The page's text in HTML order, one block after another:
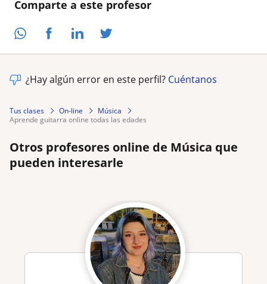
Comparte a este profesor
¿Hay algún error en este perfil? Cuéntanos
Tus clases On-line
Música
aprende guitarra online todas las edades
Otros profesores online de Música que
pueden interesarle